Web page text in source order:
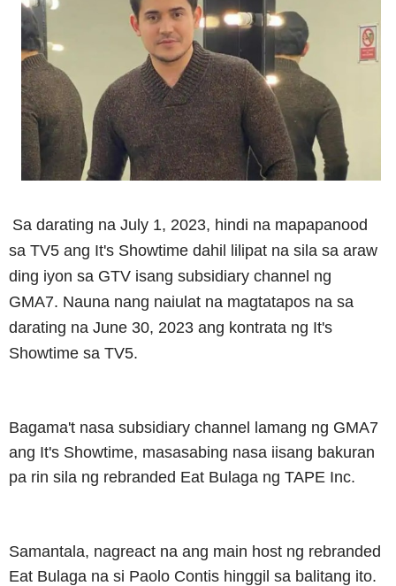
Sa darating na July 1, 2023, hindi na mapapanood
sa TV5 ang It's Showtime dahil lilipat na sila sa araw
ding iyon sa GTV isang subsidiary channel ng
GMA7. Nauna nang naiulat na magtatapos na sa
darating na June 30, 2023 ang kontrata ng It's
Showtime sa TV5.
Bagama't nasa subsidiary channel lamang ng GMA7
ang It's Showtime, masasabing nasa iisang bakuran
pa rin sila ng rebranded Eat Bulaga ng TAPE Inc.
Samantala, nagreact na ang main host ng rebranded
Eat Bulaga na si Paolo Contis hinggil sa balitang ito.